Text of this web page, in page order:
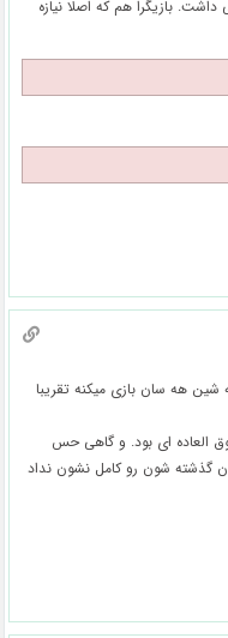
بازیگرا هم که اصلا نیازه
هه سان بازی میکنه تقریبا
العاده ای بود. و گاهی حس
گذشته شون رو کامل نشون نداد